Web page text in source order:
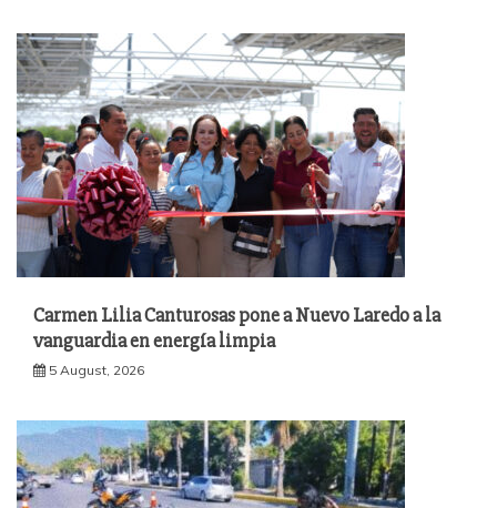
Carmen Lilia Canturosas pone a Nuevo Laredo a la
vanguardia en energía limpia
5 August, 2026